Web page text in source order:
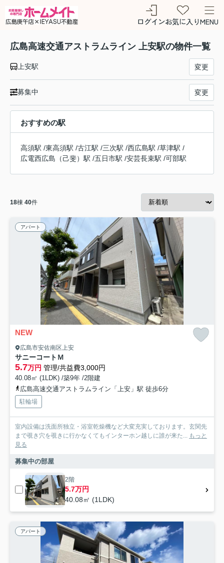
ログインお気に入りMENU
広島高速交通アストラムライン 上安駅の物件一覧
上安駅 変更
募集中 変更
おすすめの駅
高須駅 /東高須駅 /古江駅 /三次駅 /西広島駅 /草津駅 /
広電西広島（己斐）駅 /五日市駅 /安芸長束駅 /可部駅
18棟 40件
アパート
NEW
広島市安佐南区上安
サニーコートＭ
5.7万円 管理/共益費3,000円
40.08㎡ (1LDK) /築9年 /2階建
広島高速交通アストラムライン「上安」駅 徒歩6分
駐輪場
室内設備は洗面所独立・浴室乾燥機など大変充実しております。玄関先
まで覗き穴を覗きに行かなくてもインターホン越しに誰が来た...
もっと
見る
募集中の部屋
2階
5.7万円
40.08㎡ (1LDK)
アパート